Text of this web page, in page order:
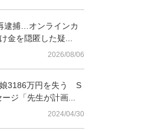
逮捕…オンラインカ
金を隠匿した疑...
2026/08/06
3186万円を失う S
ジ「先生が計画...
2024/04/30